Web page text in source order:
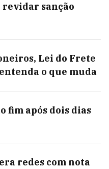
revidar sanção
Lei do Frete
o que muda
fim após dois dias
redes com nota